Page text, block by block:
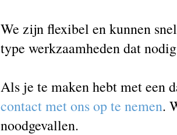
We zijn flexibel en kunnen
type werkzaamheden dat
Als je te maken hebt met een
contact met ons op te nemen.
noodgevallen.